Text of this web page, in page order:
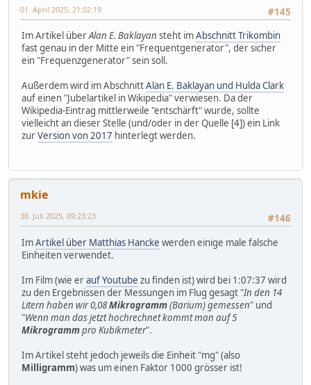
#145
01. April 2025, 21:02:19
Im Artikel überAlan E. Baklayan steht imAbschnitt Trikombin
fast genau in der Mitte ein "Frequentgenerator", der sicher
ein "Frequenzgenerator" sein soll.
Außerdem wird im AbschnittAlan E. Baklayan und Hulda Clark
auf einen "Jubelartikel in Wikipedia" verwiesen. Da der
Wikipedia-Eintrag mittlerweile "entschärft" wurde, sollte
vielleicht an dieser Stelle (und/oder in der Quelle [4]) ein Link
zurVersion von 2017 hinterlegt werden.
mkie
#146
30. Juli 2025, 09:23:23
ImArtikel über Matthias Hancke werden einige male falsche
Einheiten verwendet.
Im Film (wie erauf Youtube zu finden ist) wird bei 1:07:37 wird
zu den Ergebnissen der Messungen im Flug gesagt "In den 14
Litern haben wir 0,08Mikrogramm(Barium) gemessen" und
"Wenn man das jetzt hochrechnet kommt man auf 5
Mikrogrammpro Kubikmeter".
Im Artikel steht jedoch jeweils die Einheit "mg" (also
Milligramm) was um einen Faktor 1000 grösser ist!